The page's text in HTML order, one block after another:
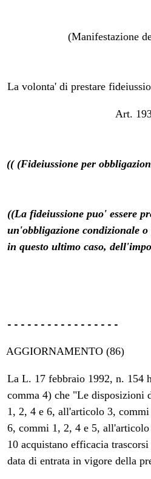
(Manifestazione
La volonta' di prestare
Art.
(( (Fideiussione per
((La fideiussione puo' essere
un'obbligazione condizionale
in questo ultimo caso,
-----------------
AGGIORNAMENTO (86)
La L. 17 febbraio 1992, n. 154
comma 4) che "Le
1, 2, 4 e 6, all'articolo 3,
6, commi 1, 2, 4 e 5,
10 acquistano efficacia
data di entrata in vigore della